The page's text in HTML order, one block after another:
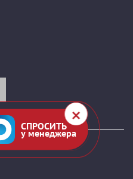
СПРОСИТЬ
у менеджера